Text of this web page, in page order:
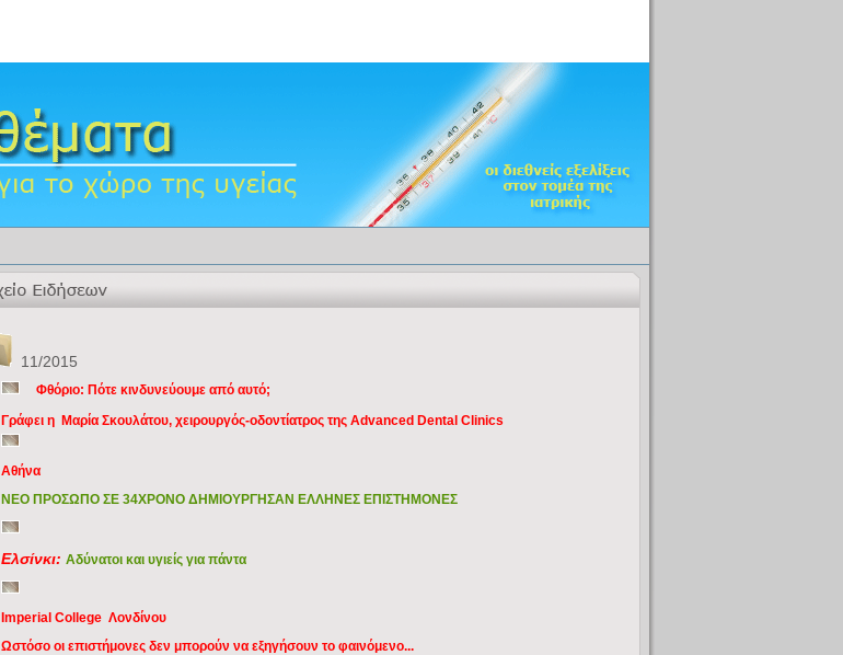
11/2015
Φθόριο: Πότε κινδυνεύουμε από αυτό;
Γράφει η Μαρία Σκουλάτου, χειρουργός-οδοντίατρος της Advanced Dental Clinics
Αθήνα
ΝΕΟ ΠΡΟΣΩΠΟ ΣΕ 34ΧΡΟΝΟ ΔΗΜΙΟΥΡΓΗΣΑΝ ΕΛΛΗΝΕΣ ΕΠΙΣΤΗΜΟΝΕΣ
Ελσίνκι: Αδύνατοι και υγιείς για πάντα
Imperial College Λονδίνου
Ωστόσο οι επιστήμονες δεν μπορούν να εξηγήσουν το φαινόμενο...